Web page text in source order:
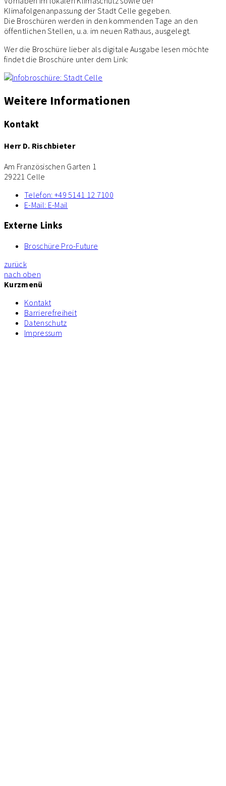
Klimafolgenanpassung der Stadt Celle gegeben.
Die Broschüren werden in den kommenden Tage an den
öffentlichen Stellen, u.a. im neuen Rathaus, ausgelegt.
Wer die Broschüre lieber als digitale Ausgabe lesen möchte
findet die Broschüre unter dem Link:
Weitere Informationen
Kontakt
Herr D. Rischbieter
Am Französischen Garten 1
29221 Celle
Telefon: +49 5141 12 7100
E-Mail: E-Mail
Externe Links
Broschüre Pro-Future
zurück
nach oben
Kurzmenü
Kontakt
Barrierefreiheit
Datenschutz
Impressum